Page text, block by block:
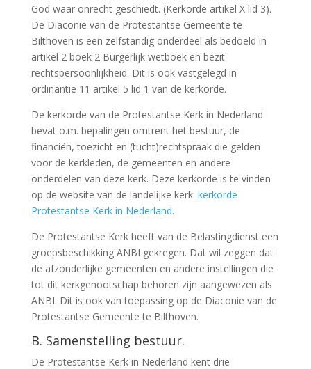
God waar onrecht geschiedt. (Kerkorde artikel X lid 3).
De Diaconie van de Protestantse Gemeente te
Bilthoven is een zelfstandig onderdeel als bedoeld in
artikel 2 boek 2 Burgerlijk wetboek en bezit
rechtspersoonlijkheid. Dit is ook vastgelegd in
ordinantie 11 artikel 5 lid 1 van de kerkorde.
De kerkorde van de Protestantse Kerk in Nederland
bevat o.m. bepalingen omtrent het bestuur, de
financiën, toezicht en (tucht)rechtspraak die gelden
voor de kerkleden, de gemeenten en andere
onderdelen van deze kerk. Deze kerkorde is te vinden
op de website van de landelijke kerk: kerkorde
Protestantse Kerk in Nederland.
De Protestantse Kerk heeft van de Belastingdienst een
groepsbeschikking ANBI gekregen. Dat wil zeggen dat
de afzonderlijke gemeenten en andere instellingen die
tot dit kerkgenootschap behoren zijn aangewezen als
ANBI. Dit is ook van toepassing op de Diaconie van de
Protestantse Gemeente te Bilthoven.
B. Samenstelling bestuur.
De Protestantse Kerk in Nederland kent drie